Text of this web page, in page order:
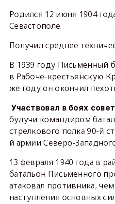
Родился 12 июня 1904
Севастополе.
Получил среднее
В 1939 году Письменный
в Рабоче-крестьянскую
же году он окончил
Участвовал в боях
будучи командиром
стрелкового полка 90-й
й армии Северо-
13 февраля 1940 года в
батальон Письменного
атаковал противника,
наступления основных